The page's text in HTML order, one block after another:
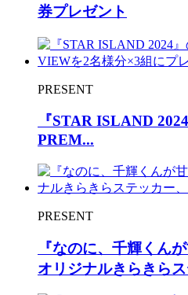
券プレゼント
PRESENT
『STAR ISLAND
PREM...
PRESENT
『なのに、千輝くん
オリジナルきらきら